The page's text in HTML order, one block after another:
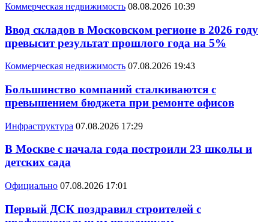
Коммерческая недвижимость 08.08.2026 10:39
Ввод складов в Московском регионе в 2026 году
превысит результат прошлого года на 5%
Коммерческая недвижимость 07.08.2026 19:43
Большинство компаний сталкиваются с
превышением бюджета при ремонте офисов
Инфраструктура 07.08.2026 17:29
В Москве с начала года построили 23 школы и
детских сада
Официально 07.08.2026 17:01
Первый ДСК поздравил строителей с